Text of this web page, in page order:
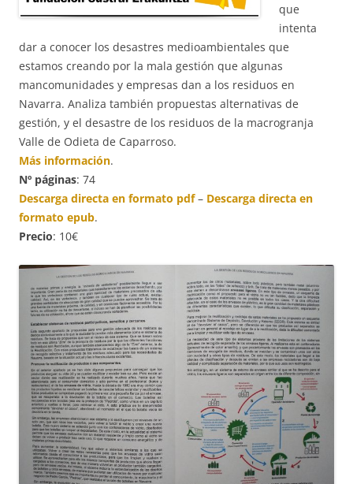
que
intenta
dar a conocer los desastres medioambientales que
estamos creando por la mala gestión que algunas
mancomunidades y empresas dan a los residuos en
Navarra. Analiza también propuestas alternativas de
gestión, y el desastre de los residuos de la macrogranja
Valle de Odieta de Caparroso.
Más información.
Nº páginas: 74
Descarga directa en formato pdf– Descarga directa en
formato epub.
Precio: 10€